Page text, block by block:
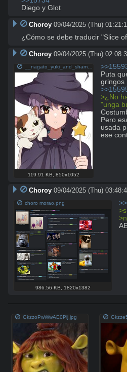
Diego y Glot
Choroy 09/04/2025 (Thu)
¿Cómo se debe traducir "Slice
Choroy 09/04/2025 (Thu)
119.91 KB ,850x1052
Puta
>¿No
"unga
Pero
usada
ese
Choroy 09/04/2025 (Thu)
choro morao.png
986.56 KB 1820x1382
GkzzoPwWwAE0Pij.jpg